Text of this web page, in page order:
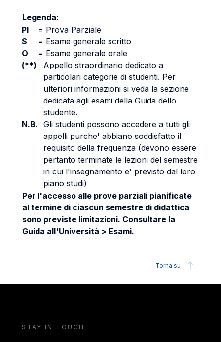
Legenda:
PI
= Prova Parziale
S
= Esame generale scritto
O
= Esame generale orale
(**)
Appello straordinario dedicato a
particolari categorie di studenti. Per
ulteriori informazioni si veda la sezione
dedicata agli esami della Guida dello
studente.
N.B. Gli studenti possono accedere a tutti gli
appelli purche' abbiano soddisfatto il
requisito della frequenza (devono essere
pertanto terminate le lezioni del semestre
in cui l'insegnamento e' previsto dal loro
piano studi)
Per l'accesso alle prove parziali pianificate
al termine di ciascun semestre di didattica
sono previste limitazioni. Consultare la
Guida all'Università > Esami.
Torna su
STAY IN TOUCH